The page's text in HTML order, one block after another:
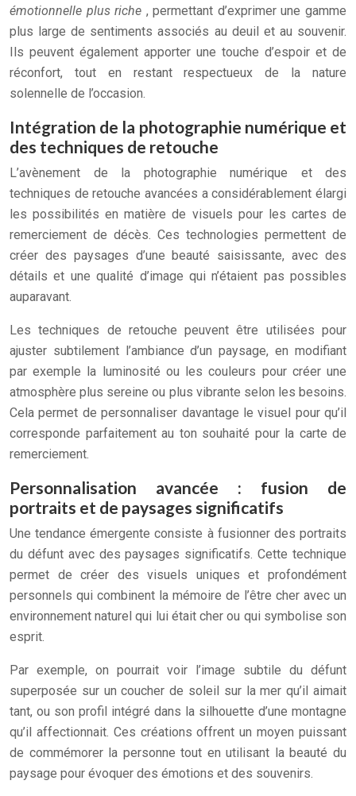
émotionnelle plus riche , permettant d’exprimer une gamme
plus large de sentiments associés au deuil et au souvenir.
Ils peuvent également apporter une touche d’espoir et de
réconfort, tout en restant respectueux de la nature
solennelle de l’occasion.
Intégration de la photographie numérique et
des techniques de retouche
L’avènement de la photographie numérique et des
techniques de retouche avancées a considérablement élargi
les possibilités en matière de visuels pour les cartes de
remerciement de décès. Ces technologies permettent de
créer des paysages d’une beauté saisissante, avec des
détails et une qualité d’image qui n’étaient pas possibles
auparavant.
Les techniques de retouche peuvent être utilisées pour
ajuster subtilement l’ambiance d’un paysage, en modifiant
par exemple la luminosité ou les couleurs pour créer une
atmosphère plus sereine ou plus vibrante selon les besoins.
Cela permet de personnaliser davantage le visuel pour qu’il
corresponde parfaitement au ton souhaité pour la carte de
remerciement.
Personnalisation avancée : fusion de
portraits et de paysages significatifs
Une tendance émergente consiste à fusionner des portraits
du défunt avec des paysages significatifs. Cette technique
permet de créer des visuels uniques et profondément
personnels qui combinent la mémoire de l’être cher avec un
environnement naturel qui lui était cher ou qui symbolise son
esprit.
Par exemple, on pourrait voir l’image subtile du défunt
superposée sur un coucher de soleil sur la mer qu’il aimait
tant, ou son profil intégré dans la silhouette d’une montagne
qu’il affectionnait. Ces créations offrent un moyen puissant
de commémorer la personne tout en utilisant la beauté du
paysage pour évoquer des émotions et des souvenirs.